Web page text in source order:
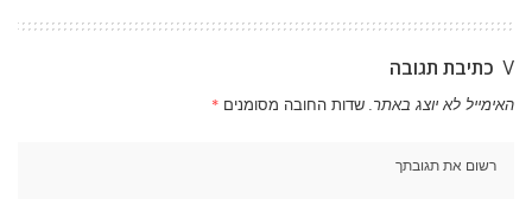
כתיבת תגובה
האימייל לא יוצג באתר. שדות החובה מסומנים *